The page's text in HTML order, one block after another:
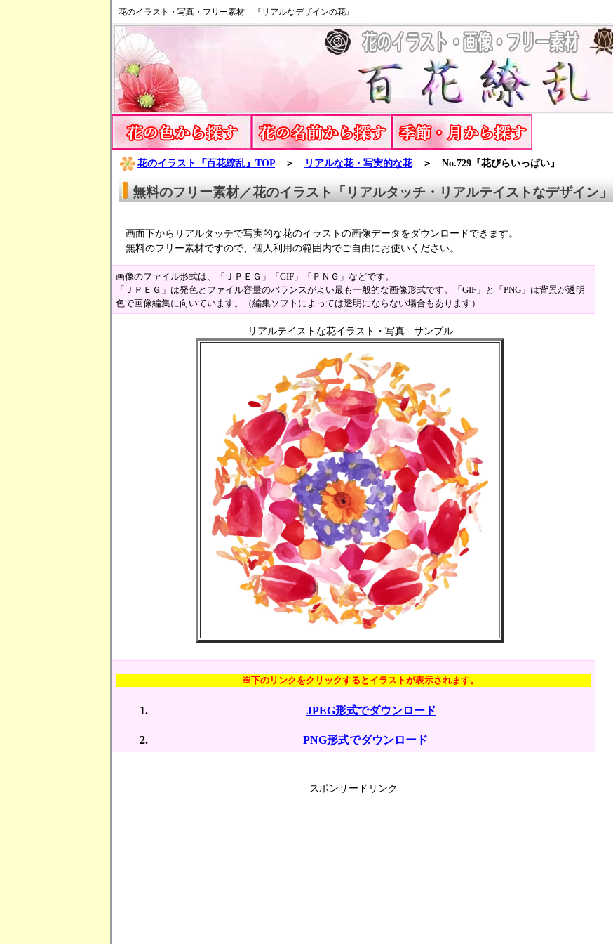
花のイラスト・写真・フリー素材 『リアルなデザインの花』
花のイラスト『百花繚乱』TOP ＞ リアルな花・写実的な花＞ No.729『花びらいっぱい』
無料のフリー素材／花のイラスト「リアルタッチ・リアルテイストなデザイン」
画面下からリアルタッチで写実的な花のイラストの画像データをダウンロードできます。
無料のフリー素材ですので、個人利用の範囲内でご自由にお使いください。
画像のファイル形式は、「ＪＰＥＧ」「GIF」「ＰＮＧ」などです。
「ＪＰＥＧ」は発色とファイル容量のバランスがよい最も一般的な画像形式です。「GIF」と「PNG」は背景が透明
色で画像編集に向いています。（編集ソフトによっては透明にならない場合もあります）
リアルテイストな花イラスト・写真 - サンプル
※下のリンクをクリックするとイラストが表示されます。
JPEG形式でダウンロード
PNG形式でダウンロード
スポンサードリンク